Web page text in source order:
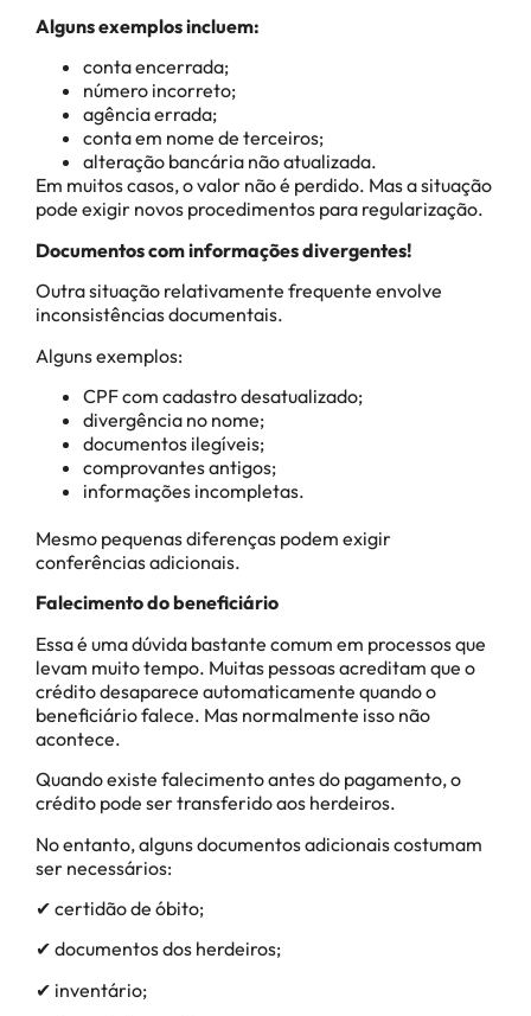
Alguns exemplos incluem:
conta encerrada;
número incorreto;
agência errada;
conta em nome de terceiros;
alteração bancária não atualizada.
Em muitos casos, o valor não é perdido. Mas a situação
pode exigir novos procedimentos para regularização.
Documentos com informações divergentes!
Outra situação relativamente frequente envolve
inconsistências documentais.
Alguns exemplos:
CPF com cadastro desatualizado;
divergência no nome;
documentos ilegíveis;
comprovantes antigos;
informações incompletas.
Mesmo pequenas diferenças podem exigir
conferências adicionais.
Falecimento do beneficiário
Essa é uma dúvida bastante comum em processos que
levam muito tempo. Muitas pessoas acreditam que o
crédito desaparece automaticamente quando o
beneficiário falece. Mas normalmente isso não
acontece.
Quando existe falecimento antes do pagamento, o
crédito pode ser transferido aos herdeiros.
No entanto, alguns documentos adicionais costumam
ser necessários:
✔ certidão de óbito;
✔ documentos dos herdeiros;
✔ inventário;